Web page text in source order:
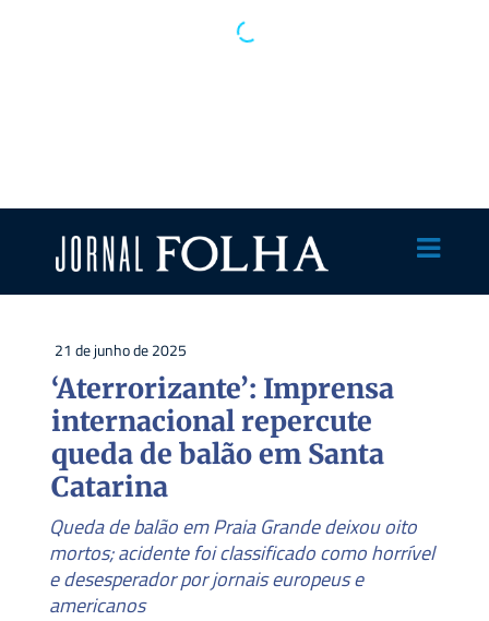
21 de junho de 2025
‘Aterrorizante’: Imprensa
internacional repercute
queda de balão em Santa
Catarina
Queda de balão em Praia Grande deixou oito
mortos; acidente foi classificado como horrível
e desesperador por jornais europeus e
americanos